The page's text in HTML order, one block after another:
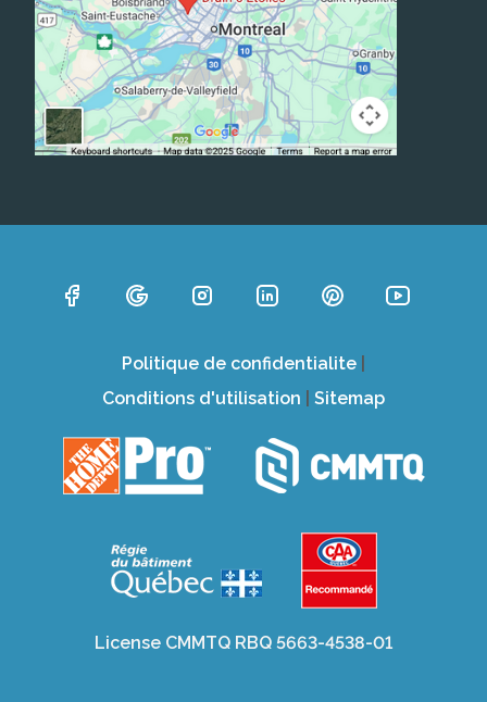
Politique de confidentialite
Conditions d'utilisation
Sitemap
License CMMTQ RBQ 5663-4538-01